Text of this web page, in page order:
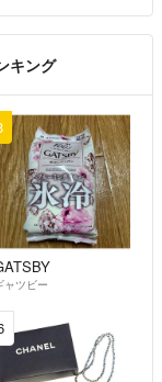
キング
ャツビー